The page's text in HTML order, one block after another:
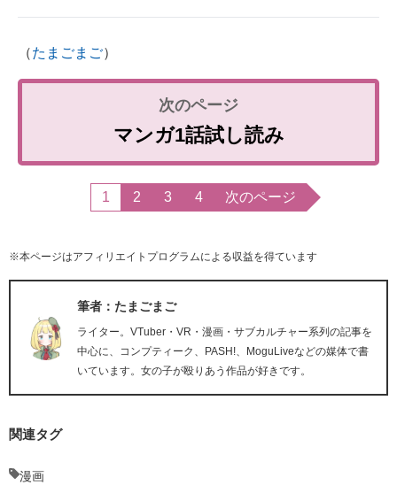
（たまごまご）
マンガ1話試し読み
1 2 3 4 次のページ
※本ページはアフィリエイトプログラムによる収益を得ています
筆者：たまごまご
ライター。VTuber・VR・漫画・サブカルチャー系列の記事を
中心に、コンプティーク、PASH!、MoguLiveなどの媒体で書
いています。女の子が殴りあう作品が好きです。
関連タグ
漫画